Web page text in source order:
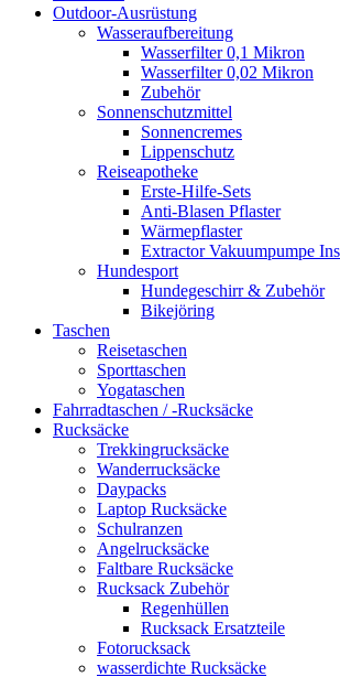
Outdoor-Ausrüstung
Wasseraufbereitung
Wasserfilter 0,1 Mikron
Wasserfilter 0,02 Mikron
Zubehör
Sonnenschutzmittel
Sonnencremes
Lippenschutz
Reiseapotheke
Erste-Hilfe-Sets
Anti-Blasen Pflaster
Wärmepflaster
Extractor Vakuumpumpe
Hundesport
Hundegeschirr & Zubehör
Bikejöring
Taschen
Reisetaschen
Sporttaschen
Yogataschen
Fahrradtaschen / -Rucksäcke
Rucksäcke
Trekkingrucksäcke
Wanderrucksäcke
Daypacks
Laptop Rucksäcke
Schulranzen
Angelrucksäcke
Faltbare Rucksäcke
Rucksack Zubehör
Regenhüllen
Rucksack Ersatzteile
Fotorucksack
wasserdichte Rucksäcke